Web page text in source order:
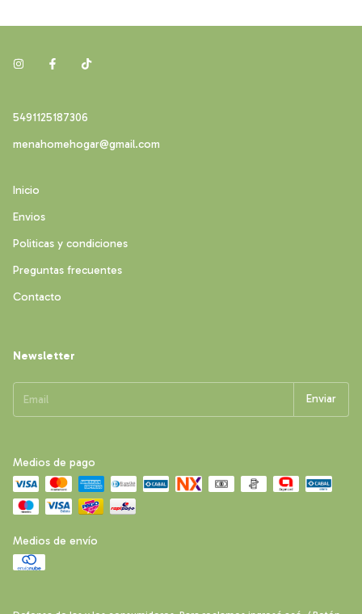
5491125187306
menahomehogar@gmail.com
Inicio
Envios
Politicas y condiciones
Preguntas frecuentes
Contacto
Newsletter
Medios de pago
Medios de envío